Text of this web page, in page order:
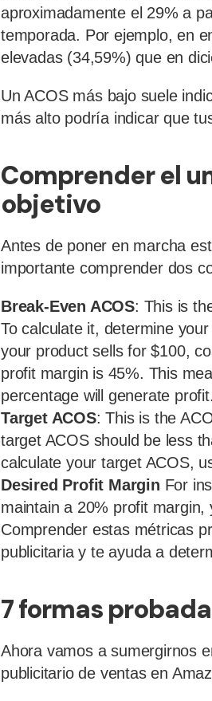
aproximadamente el 29% a
temporada. Por ejemplo, en
elevadas (34,59%) que en
Un ACOS más bajo suele
más alto podría indicar que
Comprender el
objetivo
Antes de poner en marcha
importante comprender dos
Break-Even ACOS: This is
To calculate it, determine
your product sells for $100,
profit margin is 45%. This
percentage will generate profit.
Target ACOS: This is the
target ACOS should be less
calculate your target ACOS,
Desired Profit Margin For
maintain a 20% profit
Comprender estas métricas
publicitaria y te ayuda a
7 formas
Ahora vamos a sumergirnos
publicitario de ventas en